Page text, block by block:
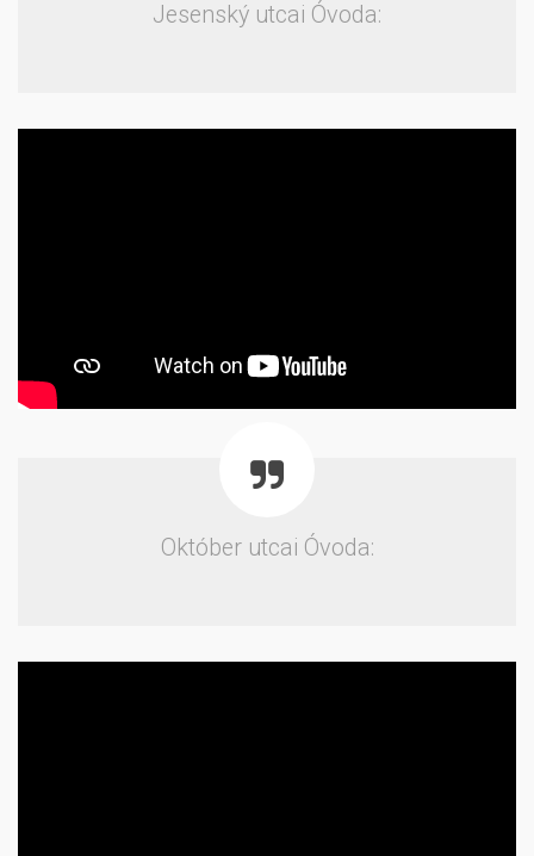
Jesenský utcai Óvoda:
Október utcai Óvoda: